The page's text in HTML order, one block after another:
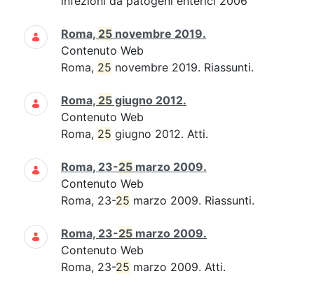
Roma, 25 novembre 2019.
Contenuto Web
Roma, 25 novembre 2019. Riassunti.
Roma, 25 giugno 2012.
Contenuto Web
Roma, 25 giugno 2012. Atti.
Roma, 23-25 marzo 2009.
Contenuto Web
Roma, 23-25 marzo 2009. Riassunti.
Roma, 23-25 marzo 2009.
Contenuto Web
Roma, 23-25 marzo 2009. Atti.